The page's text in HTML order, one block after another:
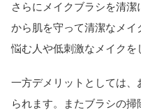
さらにメイクブラシを清
から肌を守って清潔なメイ
悩む人や低刺激なメイクを
一方デメリットとしては
られます。またブラシの